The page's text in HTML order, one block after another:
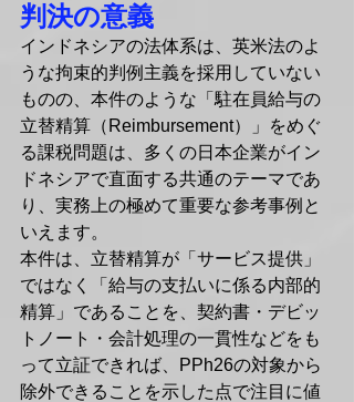
判決の意義
インドネシアの法体系は、英米法のよ
うな拘束的判例主義を採用していない
ものの、本件のような「駐在員給与の
立替精算（Reimbursement）」をめぐ
る課税問題は、多くの日本企業がイン
ドネシアで直面する共通のテーマであ
り、実務上の極めて重要な参考事例と
いえます。
本件は、立替精算が「サービス提供」
ではなく「給与の支払いに係る内部的
精算」であることを、契約書・デビッ
トノート・会計処理の一貫性などをも
って立証できれば、PPh26の対象から
除外できることを示した点で注目に値